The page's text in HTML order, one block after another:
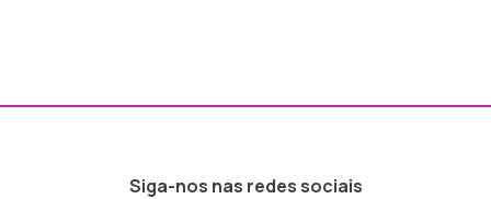
Siga-nos nas redes sociais